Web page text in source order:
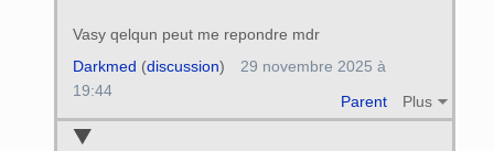
Vasy qelqun peut me repondre mdr
Parent Plus
Darkmed (discussion)
29 novembre 2025 à
19:44